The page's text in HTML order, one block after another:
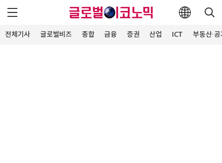
전체기사 글로벌비즈 종합 금융 증권 산업 ICT 부동산·